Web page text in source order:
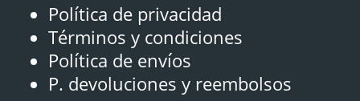
Política de privacidad
Términos y condiciones
Política de envíos
P. devoluciones y reembolsos